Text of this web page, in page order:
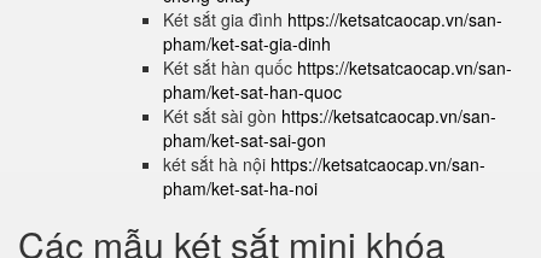
Két sắt gia đình https://ketsatcaocap.vn/san-
pham/ket-sat-gia-dinh
Két sắt hàn quốc https://ketsatcaocap.vn/san-
pham/ket-sat-han-quoc
Két sắt sài gòn https://ketsatcaocap.vn/san-
pham/ket-sat-sai-gon
két sắt hà nội https://ketsatcaocap.vn/san-
pham/ket-sat-ha-noi
Các mẫu két sắt mini khóa